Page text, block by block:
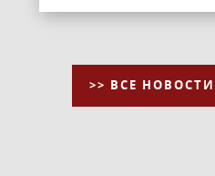
>> ВСЕ НОВОСТИ